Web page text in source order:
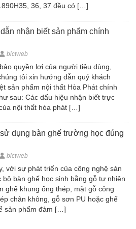
36, 37 đều có […]
nhận biết sản phẩm chính
bictweb
quyền lợi của người tiêu dùng,
tôi xin hướng dẫn quý khách
sản phẩm nội thất Hòa Phát chính
sau: Các dấu hiệu nhận biết trực
nội thất hòa phát […]
dụng bàn ghế trường học đúng
bictweb
với sự phát triển của công nghệ sản
bộ bàn ghế học sinh bằng gỗ tự nhiên
ghế khung ống thép, mặt gỗ công
chân không, gỗ sơn PU hoặc ghế
sản phẩm đảm […]